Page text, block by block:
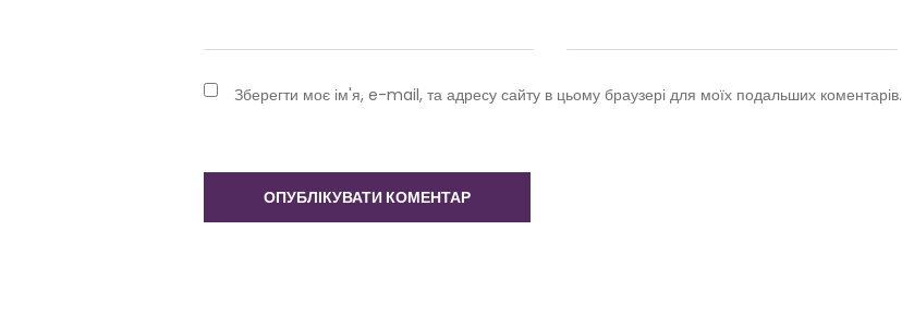
Зберегти моє ім'я, e-mail, та адресу сайту в цьому браузері для моїх подальших коментарів.